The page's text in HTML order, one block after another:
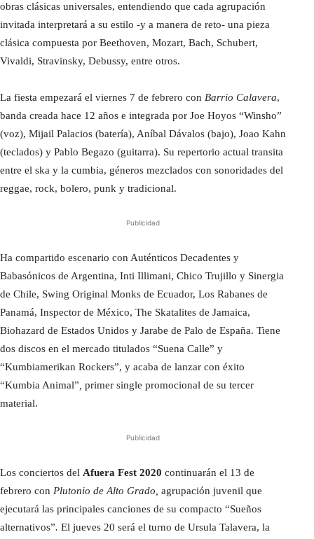
obras clásicas universales, entendiendo que cada agrupación
invitada interpretará a su estilo -y a manera de reto- una pieza
clásica compuesta por Beethoven, Mozart, Bach, Schubert,
Vivaldi, Stravinsky, Debussy, entre otros.
La fiesta empezará el viernes 7 de febrero con Barrio Calavera,
banda creada hace 12 años e integrada por Joe Hoyos “Winsho”
(voz), Mijail Palacios (batería), Aníbal Dávalos (bajo), Joao Kahn
(teclados) y Pablo Begazo (guitarra). Su repertorio actual transita
entre el ska y la cumbia, géneros mezclados con sonoridades del
reggae, rock, bolero, punk y tradicional.
Publicidad
Ha compartido escenario con Auténticos Decadentes y
Babasónicos de Argentina, Inti Illimani, Chico Trujillo y Sinergia
de Chile, Swing Original Monks de Ecuador, Los Rabanes de
Panamá, Inspector de México, The Skatalites de Jamaica,
Biohazard de Estados Unidos y Jarabe de Palo de España. Tiene
dos discos en el mercado titulados “Suena Calle” y
“Kumbiamerikan Rockers”, y acaba de lanzar con éxito
“Kumbia Animal” primer single promocional de su tercer
material.
Publicidad
Los conciertos del Afuera Fest 2020 continuarán el 13 de
febrero con Plutonio de Alto Grado, agrupación juvenil que
ejecutará las principales canciones de su compacto “Sueños
alternativos”. El jueves 20 será el turno de Ursula Talavera, la